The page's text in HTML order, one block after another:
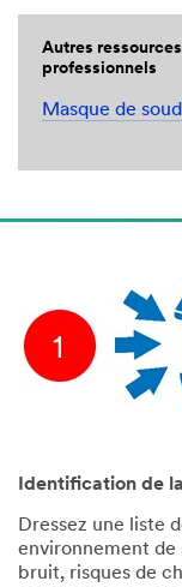
Autres
professionnels
Masque de
Identification de
Dressez une liste
environnement de
bruit, risques de